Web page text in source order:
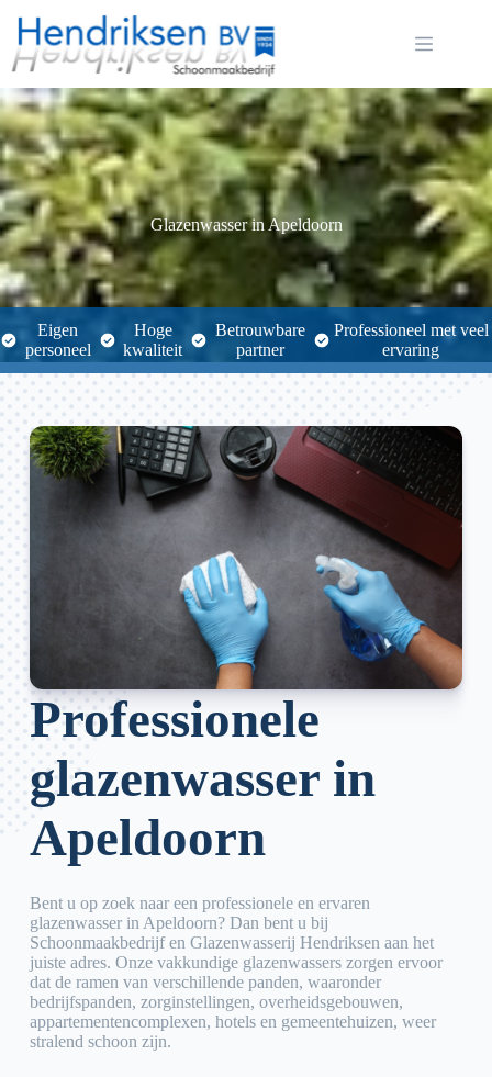
naar
inhoud
Glazenwasser in Apeldoorn
Eigen
personeel
Hoge
kwaliteit
Betrouwbare
partner
Professioneel met veel
ervaring
Professionele
glazenwasser in
Apeldoorn
Bent u op zoek naar een professionele en ervaren
glazenwasser in Apeldoorn? Dan bent u bij
Schoonmaakbedrijf en Glazenwasserij Hendriksen aan het
juiste adres. Onze vakkundige glazenwassers zorgen ervoor
dat de ramen van verschillende panden, waaronder
bedrijfspanden, zorginstellingen, overheidsgebouwen,
appartementencomplexen, hotels en gemeentehuizen, weer
stralend schoon zijn.